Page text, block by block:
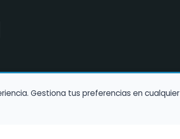
Gestiona tus preferencias en cualquier